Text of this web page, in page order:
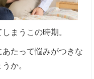
まうこの時期。
たって悩みがつきな
か。